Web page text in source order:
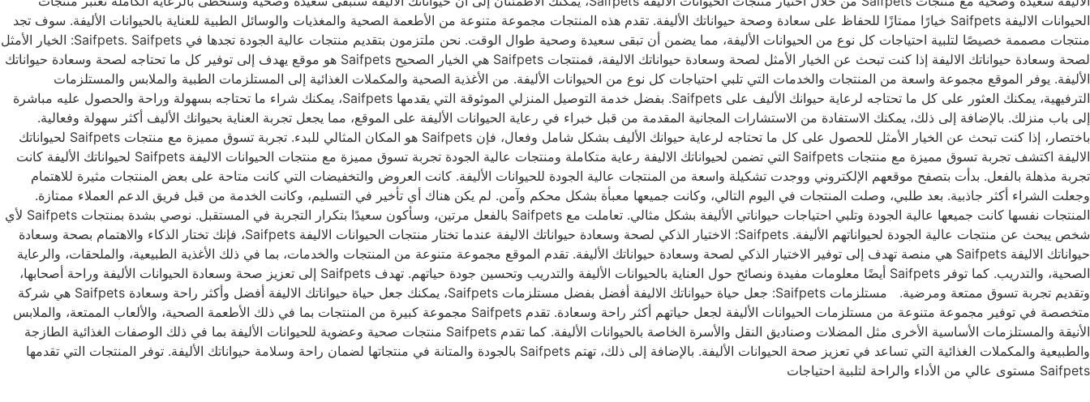
الحيوانات الاليفة Saifpets خيارًا ممتازًا للحفاظ على سعادة وصحة حيواناتك الأليفة. تقدم هذه المنتجات مجموعة متنوعة من الأطعمة الصحية والمغذيات والوسائل الطبية للعناية بالحيوانات الأليفة. سوف تجد
منتجات مصممة خصيصًا لتلبية احتياجات كل نوع من الحيوانات الأليفة، مما يضمن أن تبقى سعيدة وصحية طوال الوقت. نحن ملتزمون بتقديم منتجات عالية الجودة تجدها في Saifpets. Saifpets: الخيار الأمثل
لصحة وسعادة حيواناتك الاليفة إذا كنت تبحث عن الخيار الأمثل لصحة وسعادة حيواناتك الاليفة، فمنتجات Saifpets هي الخيار الصحيح Saifpets هو موقع يهدف إلى توفير كل ما تحتاجه لصحة وسعادة حيواناتك
الأليفة. يوفر الموقع مجموعة واسعة من المنتجات والخدمات التي تلبي احتياجات كل نوع من الحيوانات الأليفة. من الأغذية الصحية والمكملات الغذائية إلى المستلزمات الطبية والملابس والمستلزمات
الترفيهية، يمكنك العثور على كل ما تحتاجه لرعاية حيوانك الأليف على Saifpets. بفضل خدمة التوصيل المنزلي الموثوقة التي يقدمها Saifpets، يمكنك شراء ما تحتاجه بسهولة وراحة والحصول عليه مباشرة
إلى باب منزلك. بالإضافة إلى ذلك، يمكنك الاستفادة من الاستشارات المجانية المقدمة من قبل خبراء في رعاية الحيوانات الأليفة على الموقع، مما يجعل تجربة العناية بحيوانك الأليف أكثر سهولة وفعالية.
باختصار، إذا كنت تبحث عن الخيار الأمثل للحصول على كل ما تحتاجه لرعاية حيوانك الأليف بشكل شامل وفعال، فإن Saifpets هو المكان المثالي للبدء. تجربة تسوق مميزة مع منتجات Saifpets لحيواناتك
الاليفة اكتشف تجربة تسوق مميزة مع منتجات Saifpets التي تضمن لحيواناتك الاليفة رعاية متكاملة ومنتجات عالية الجودة تجربة تسوق مميزة مع منتجات الحيوانات الاليفة Saifpets لحيواناتك الأليفة كانت
تجربة مذهلة بالفعل. بدأت بتصفح موقعهم الإلكتروني ووجدت تشكيلة واسعة من المنتجات عالية الجودة للحيوانات الأليفة. كانت العروض والتخفيضات التي كانت متاحة على بعض المنتجات مثيرة للاهتمام
وجعلت الشراء أكثر جاذبية. بعد طلبي، وصلت المنتجات في اليوم التالي، وكانت جميعها معبأة بشكل محكم وآمن. لم يكن هناك أي تأخير في التسليم، وكانت الخدمة من قبل فريق الدعم العملاء ممتازة.
المنتجات نفسها كانت جميعها عالية الجودة وتلبي احتياجات حيواناتي الأليفة بشكل مثالي. تعاملت مع Saifpets بالفعل مرتين، وسأكون سعيدًا بتكرار التجربة في المستقبل. نوصي بشدة بمنتجات Saifpets لأي
شخص يبحث عن منتجات عالية الجودة لحيواناتهم الأليفة. Saifpets: الاختيار الذكي لصحة وسعادة حيواناتك الاليفة عندما تختار منتجات الحيوانات الاليفة Saifpets، فإنك تختار الذكاء والاهتمام بصحة وسعادة
حيواناتك الاليفة Saifpets هي منصة تهدف إلى توفير الاختيار الذكي لصحة وسعادة حيواناتك الأليفة. تقدم الموقع مجموعة متنوعة من المنتجات والخدمات، بما في ذلك الأغذية الطبيعية، والملحقات، والرعاية
الصحية، والتدريب. كما توفر Saifpets أيضًا معلومات مفيدة ونصائح حول العناية بالحيوانات الأليفة والتدريب وتحسين جودة حياتهم. تهدف Saifpets إلى تعزيز صحة وسعادة الحيوانات الأليفة وراحة أصحابها،
وتقديم تجربة تسوق ممتعة ومرضية. مستلزمات Saifpets: جعل حياة حيواناتك الاليفة أفضل بفضل مستلزمات Saifpets، يمكنك جعل حياة حيواناتك الاليفة أفضل وأكثر راحة وسعادة Saifpets هي شركة
متخصصة في توفير مجموعة متنوعة من مستلزمات الحيوانات الأليفة لجعل حياتهم أكثر راحة وسعادة. تقدم Saifpets مجموعة كبيرة من المنتجات بما في ذلك الأطعمة الصحية، والألعاب الممتعة، والملابس
الأنيقة والمستلزمات الأساسية الأخرى مثل المضلات وصناديق النقل والأسرة الخاصة بالحيوانات الأليفة. كما تقدم Saifpets منتجات صحية وعضوية للحيوانات الأليفة بما في ذلك الوصفات الغذائية الطازجة
والطبيعية والمكملات الغذائية التي تساعد في تعزيز صحة الحيوانات الأليفة. بالإضافة إلى ذلك، تهتم Saifpets بالجودة والمتانة في منتجاتها لضمان راحة وسلامة حيواناتك الأليفة. توفر المنتجات التي تقدمها
Saifpets مستوى عالي من الأداء والراحة لتلبية احتياجات